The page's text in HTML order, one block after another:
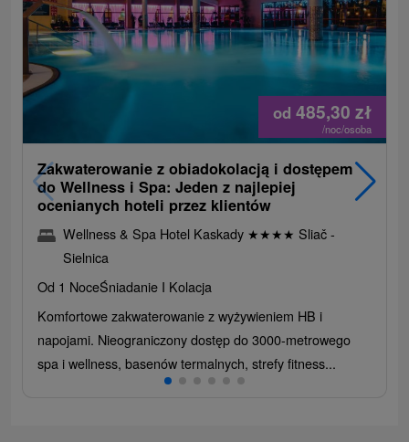
od 485,30 zł
/noc/osoba
Zakwaterowanie z obiadokolacją i dostępem
do Wellness i Spa: Jeden z najlepiej
ocenianych hoteli przez klientów
Wellness & Spa Hotel Kaskady ★★★★ Sliač -
Sielnica
Od 1 NoceŚniadanie I Kolacja
Komfortowe zakwaterowanie z wyżywieniem HB i
napojami. Nieograniczony dostęp do 3000-metrowego
spa i wellness, basenów termalnych, strefy fitness...